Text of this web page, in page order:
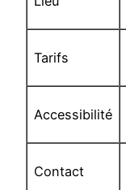
Tarifs
Accessibilité
Contact